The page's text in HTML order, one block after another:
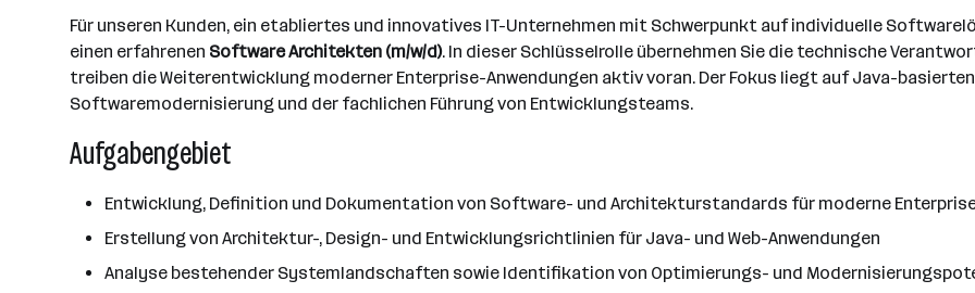
Für unseren Kunden, ein etabliertes und innovatives IT-Unternehmen mit Schwerpunkt auf individuelle
einen erfahrenen Software Architekten (m/w/d). In dieser Schlüsselrolle übernehmen Sie die technische
treiben die Weiterentwicklung moderner Enterprise-Anwendungen aktiv voran. Der Fokus liegt auf Java-
Softwaremodernisierung und der fachlichen Führung von Entwicklungsteams.
Aufgabengebiet
Entwicklung, Definition und Dokumentation von Software- und Architekturstandards für moderne
Erstellung von Architektur-, Design- und Entwicklungsrichtlinien für Java- und Web-Anwendungen
Analyse bestehender Systemlandschaften sowie Identifikation von Optimierungs- und